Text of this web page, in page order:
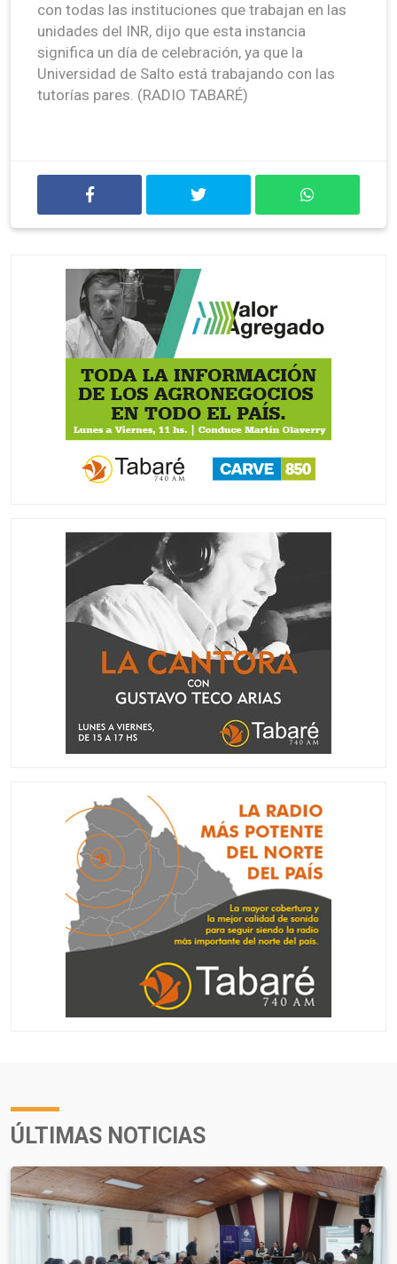
con todas las instituciones que trabajan en las
unidades del INR, dijo que esta instancia
significa un día de celebración, ya que la
Universidad de Salto está trabajando con las
tutorías pares. (RADIO TABARÉ)
ÚLTIMAS NOTICIAS